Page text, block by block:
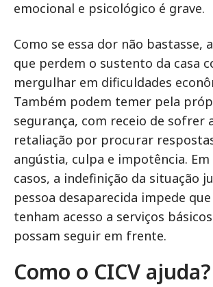
emocional e psicológico é grave.
Como se essa dor não bastasse,
que perdem o sustento da casa
mergulhar em dificuldades
Também podem temer pela
segurança, com receio de sofrer
retaliação por procurar
angústia, culpa e impotência.
casos, a indefinição da situação
pessoa desaparecida impede
tenham acesso a serviços
possam seguir em frente.
Como o CICV ajuda?